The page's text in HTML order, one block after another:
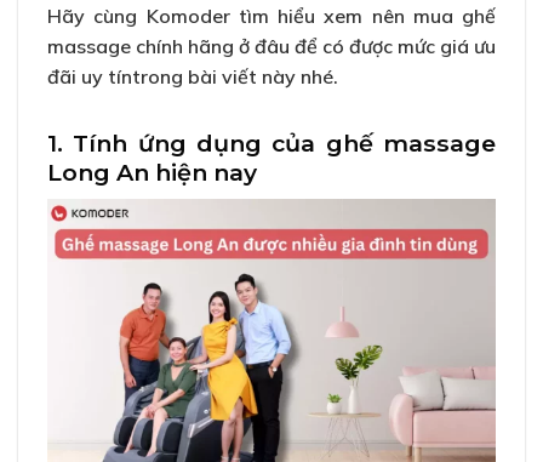
Hãy cùng Komoder tìm hiểu xem nên mua ghế
massage chính hãng ở đâu để có được mức giá ưu
đãi uy tíntrong bài viết này nhé.
1. Tính ứng dụng của ghế massage
Long An hiện nay